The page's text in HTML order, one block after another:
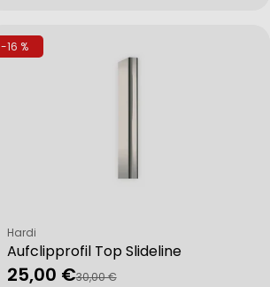
-16 %
Aufclipprofil Top Slideline
Verkäufer:
Hardi
Verkaufspreis
25,00 €
Regulärer30,00 €